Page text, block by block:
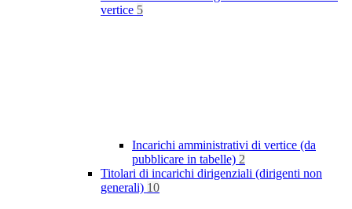
vertice 5
Incarichi amministrativi di vertice (da
pubblicare in tabelle) 2
Titolari di incarichi dirigenziali (dirigenti non
generali) 10